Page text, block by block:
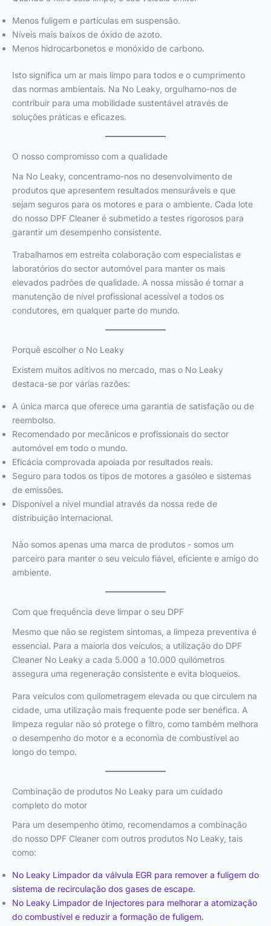
Menos fuligem e partículas em suspensão.
Níveis mais baixos de óxido de azoto.
Menos hidrocarbonetos e monóxido de carbono.
Isto significa um ar mais limpo para todos e o cumprimento
das normas ambientais. Na No Leaky, orgulhamo-nos de
contribuir para uma mobilidade sustentável através de
soluções práticas e eficazes.
O nosso compromisso com a qualidade
Na No Leaky, concentramo-nos no desenvolvimento de
produtos que apresentem resultados mensuráveis e que
sejam seguros para os motores e para o ambiente. Cada lote
do nosso DPF Cleaner é submetido a testes rigorosos para
garantir um desempenho consistente.
Trabalhamos em estreita colaboração com especialistas e
laboratórios do sector automóvel para manter os mais
elevados padrões de qualidade. A nossa missão é tornar a
manutenção de nível profissional acessível a todos os
condutores, em qualquer parte do mundo.
Porquê escolher o No Leaky
Existem muitos aditivos no mercado, mas o No Leaky
destaca-se por várias razões:
A única marca que oferece uma garantia de satisfação ou de
reembolso.
Recomendado por mecânicos e profissionais do sector
automóvel em todo o mundo.
Eficácia comprovada apoiada por resultados reais.
Seguro para todos os tipos de motores a gasóleo e sistemas
de emissões.
Disponível a nível mundial através da nossa rede de
distribuição internacional.
Não somos apenas uma marca de produtos - somos um
parceiro para manter o seu veículo fiável, eficiente e amigo do
ambiente.
Com que frequência deve limpar o seu DPF
Mesmo que não se registem sintomas, a limpeza preventiva é
essencial. Para a maioria dos veículos, a utilização do DPF
Cleaner No Leaky a cada 5.000 a 10.000 quilómetros
assegura uma regeneração consistente e evita bloqueios.
Para veículos com quilometragem elevada ou que circulem na
cidade, uma utilização mais frequente pode ser benéfica. A
limpeza regular não só protege o filtro, como também melhora
o desempenho do motor e a economia de combustível ao
longo do tempo.
Combinação de produtos No Leaky para um cuidado
completo do motor
Para um desempenho ótimo, recomendamos a combinação
do nosso DPF Cleaner com outros produtos No Leaky, tais
como:
No Leaky Limpador da válvula EGR para remover a fuligem do
sistema de recirculação dos gases de escape.
No Leaky Limpador de Injectores para melhorar a atomização
do combustível e reduzir a formação de fuligem.